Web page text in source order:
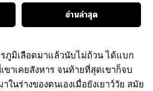
อ่านล่าสุด
ภูมิเลือดมาแล้วนับไม่ถ้วน ได้แบก
าเคยสังหาร จนท้ายที่สุดเขาก็จบ
นร่างของตนเองเมื่อยังเยาว์วัย สมัย